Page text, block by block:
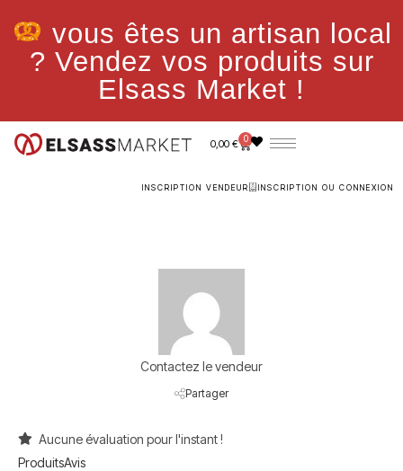
vous êtes un artisan local
? Vendez vos produits sur
Elsass Market !
0,00 € 0
INSCRIPTION VENDEUR INSCRIPTION OU CONNEXION
Contactez le vendeur
Partager
Aucune évaluation pour l'instant !
ProduitsAvis